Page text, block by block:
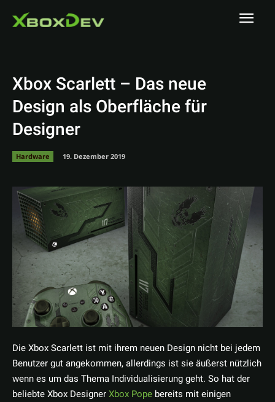
Xbox Scarlett – Das neue
Design als Oberfläche für
Designer
Hardware 19. Dezember 2019
Die Xbox Scarlett ist mit ihrem neuen Design nicht bei jedem
Benutzer gut angekommen, allerdings ist sie äußerst nützlich
wenn es um das Thema Individualisierung geht. So hat der
beliebte Xbox DesignerXbox Pope bereits mit einigen